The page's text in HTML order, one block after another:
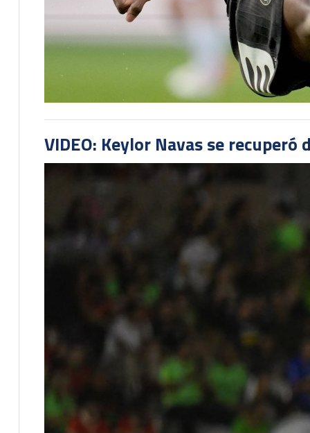
VIDEO: Keylor Navas se